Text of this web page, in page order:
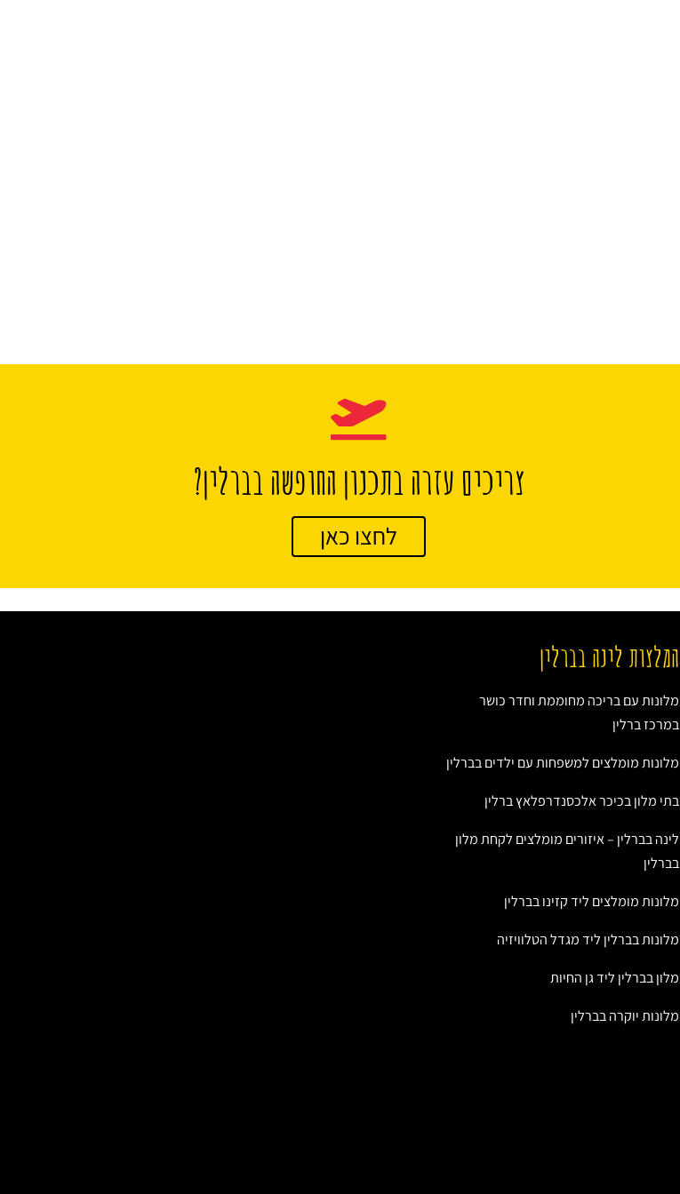
צריכים עזרה בתכנון החופשה בברלין?
לחצו כאן
המלצות לינה בברלין
מלונות עם בריכה מחוממת וחדר כושר
במרכז ברלין
מלונות מומלצים למשפחות עם ילדים בברלין
בתי מלון בכיכר אלכסנדרפלאץ ברלין
לינה בברלין – איזורים מומלצים לקחת מלון
בברלין
מלונות מומלצים ליד קזינו בברלין
מלונות בברלין ליד מגדל הטלוויזיה
מלון בברלין ליד גן החיות
מלונות יוקרה בברלין